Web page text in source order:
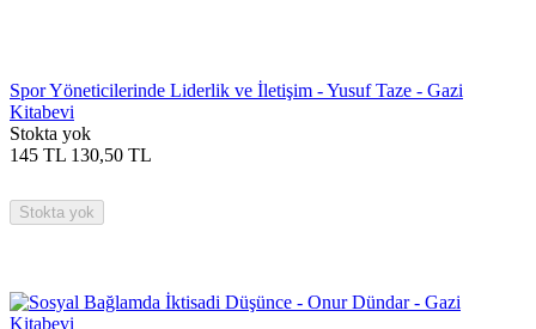
Spor Yöneticilerinde Liderlik ve İletişim - Yusuf Taze - Gazi
Kitabevi
Stokta yok
145 TL 130,50 TL
Stokta yok